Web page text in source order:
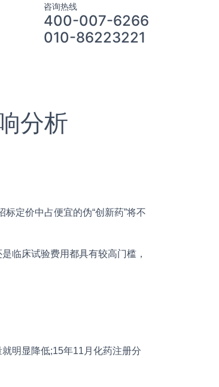
咨询热线
400-007-6266
010-86223221
分析
定价中占便宜的伪“创新药”将不
临床试验费用都具有较高门槛，
明显降低;15年11月化药注册分